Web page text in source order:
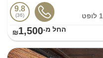
1 לופט
9.8
36
החל מ-₪1,500